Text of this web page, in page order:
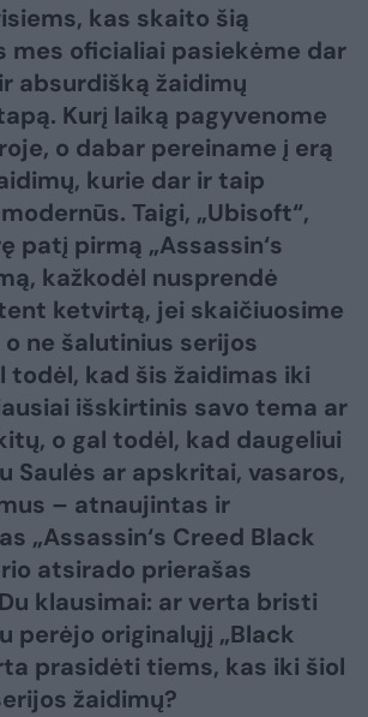
kas skaito šią
mes oficialiai pasiekėme dar
absurdišką žaidimų
Kurį laiką pagyvenome
o dabar pereiname į erą
kurie dar ir taip
Taigi, „Ubisoft“,
patį pirmą „Assassin‘s
kažkodėl nusprendė
ketvirtą, jei skaičiuosime
ne šalutinius serijos
todėl, kad šis žaidimas iki
išskirtinis savo tema ar
o gal todėl, kad daugeliui
Saulės ar apskritai, vasaros,
– atnaujintas ir
„Assassin‘s Creed Black
atsirado prierašas
klausimai: ar verta bristi
perėjo originalųjį „Black
prasidėti tiems, kas iki šiol
žaidimų?